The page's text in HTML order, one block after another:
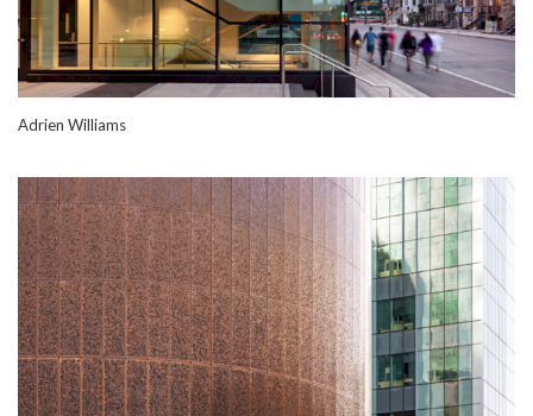
Adrien Williams